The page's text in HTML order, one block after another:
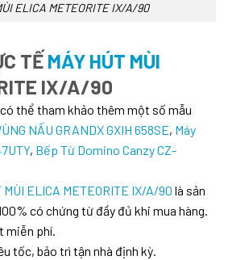
ELICA METEORITE IX/A/90
TẾMÁY HÚT MÙI
IX/A/90
thể tham khảo thêm một số mẫu
NẤU GRANDX GXIH 658SE, Máy
, Bếp Từ Domino Canzy CZ-
MÙI ELICA METEORITE IX/A/90 là sản
có chứng từ đầy đủ khi mua hàng.
miễn phí.
tốc, bảo trì tận nhà định kỳ.